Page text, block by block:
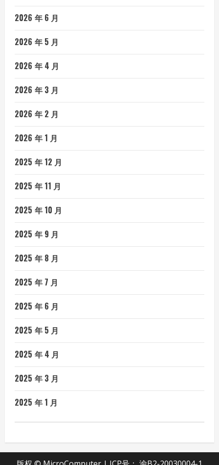
2026 年 6 月
2026 年 5 月
2026 年 4 月
2026 年 3 月
2026 年 2 月
2026 年 1 月
2025 年 12 月
2025 年 11 月
2025 年 10 月
2025 年 9 月
2025 年 8 月
2025 年 7 月
2025 年 6 月
2025 年 5 月
2025 年 4 月
2025 年 3 月
2025 年 1 月